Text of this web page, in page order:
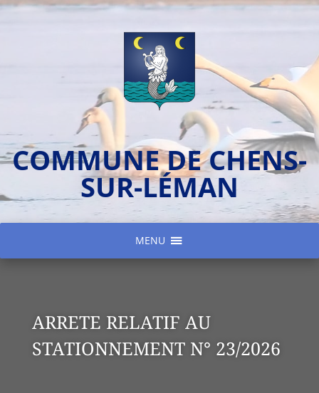
COMMUNE DE CHENS-
SUR-LÉMAN
MENU
ARRETE RELATIF AU
STATIONNEMENT N° 23/2026